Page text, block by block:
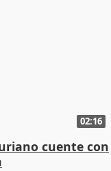
02:16
cuente con